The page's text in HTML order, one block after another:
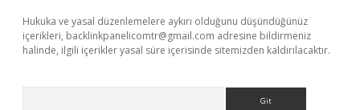
Hukuka ve yasal düzenlemelere aykırı olduğunu düşündüğünüz
içerikleri, backlinkpanelicomtr@gmail.com adresine bildirmeniz
halinde, ilgili içerikler yasal süre içerisinde sitemizden kaldırılacaktır.